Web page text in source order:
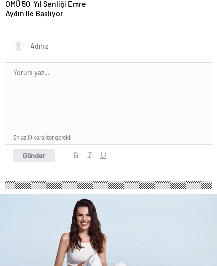
OMÜ 50. Yıl Şenliği Emre
Aydın ile Başlıyor
Gönder
En az 10 karakter gerekli